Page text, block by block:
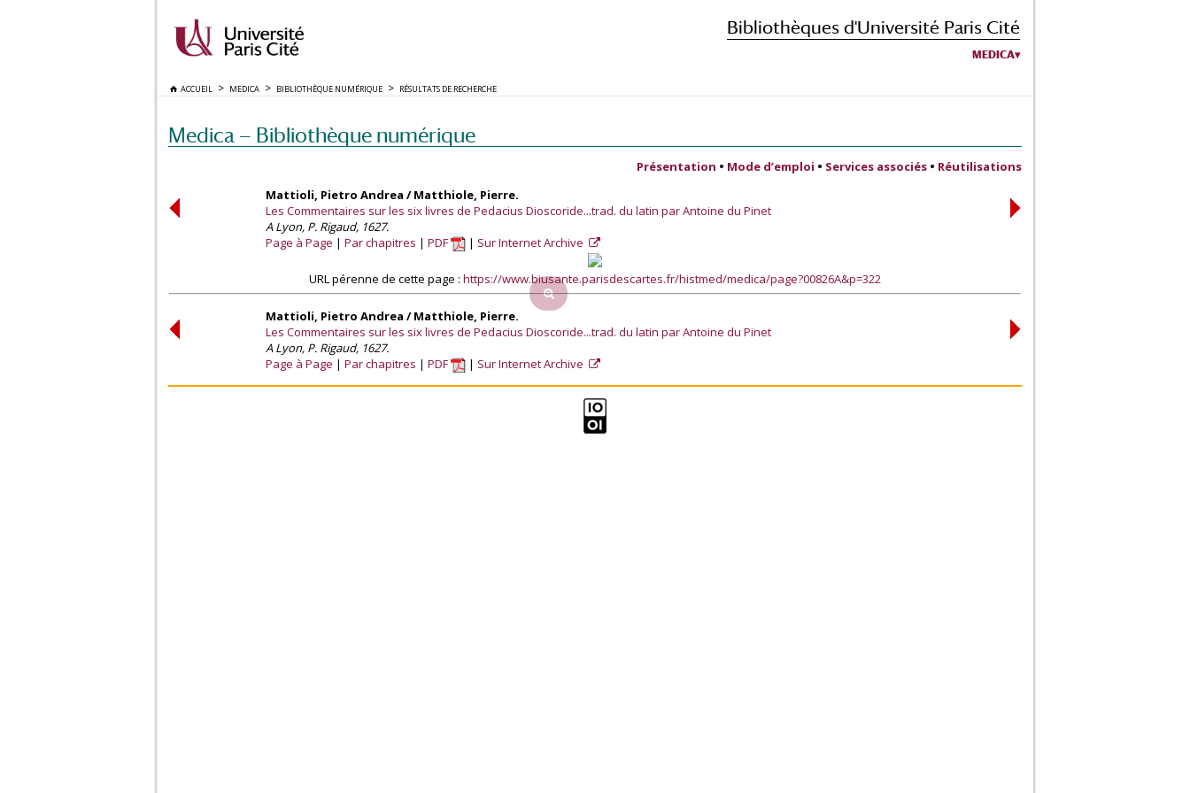
Bibliothèques d'Université Paris Cité
MEDICA
ACCUEIL MEDICA BIBLIOTHÈQUE NUMÉRIQUE RÉSULTATS DE RECHERCHE
Medica — Bibliothèque numérique
Présentation • Mode d’emploi • Services associés • Réutilisations
Mattioli, Pietro Andrea / Matthiole, Pierre.
Les Commentaires sur les six livres de Pedacius Dioscoride...trad. du latin par Antoine du Pinet
A Lyon, P. Rigaud, 1627.
Page à Page
Par chapitres PDF Sur Internet Archive
URL pérenne de cette page : https://www.biusante.parisdescartes.fr/histmed/medica/page?00826A&p=322
Mattioli, Pietro Andrea / Matthiole, Pierre.
Les Commentaires sur les six livres de Pedacius Dioscoride...trad. du latin par Antoine du Pinet
A Lyon, P. Rigaud, 1627.
Page à Page
Par chapitres PDF Sur Internet Archive